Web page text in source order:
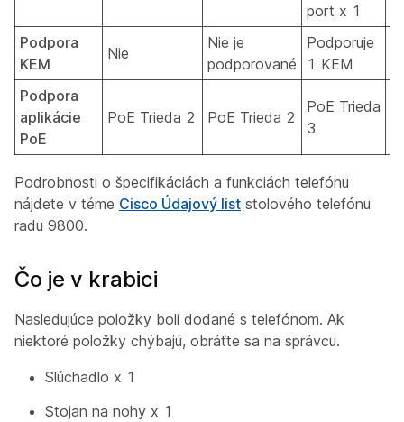
port x 1
Podpora
KEM
Nie
Nie je
podporované
Podporuje
1 KEM
Podpora
aplikácie
PoE
PoE Trieda 2 PoE Trieda 2
PoE Trieda
3
Podrobnosti o špecifikáciách a funkciách telefónu
nájdete v téme Cisco Údajový list stolového telefónu
radu 9800.
Čo je v krabici
Nasledujúce položky boli dodané s telefónom. Ak
niektoré položky chýbajú, obráťte sa na správcu.
Slúchadlo x 1
Stojan na nohy x 1